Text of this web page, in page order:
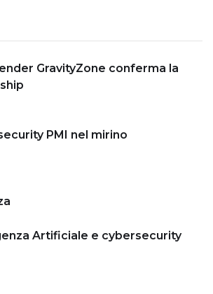
GravityZone conferma la
PMI nel mirino
Artificiale e cybersecurity